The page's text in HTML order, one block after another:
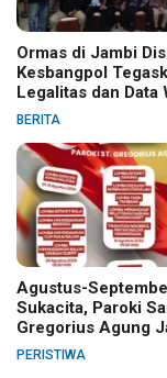
Ormas di Jambi
Kesbangpol
Legalitas dan Data
Jelas
BERITA
Agustus-
Sukacita, Paroki
Gregorius Agung
Gelar Berbagai
PERISTIWA